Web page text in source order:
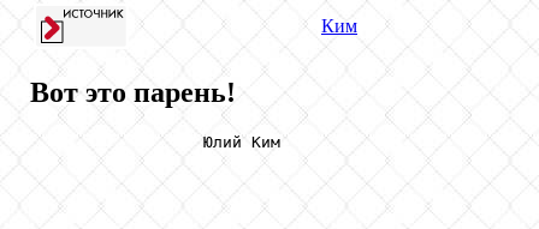
Ким
Вот это парень!
                  Юлий Ким